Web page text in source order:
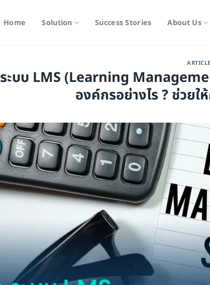
Home Solution Success Stories About Us
ARTICLE
ระบบ LMS (Learning
องค์กรอย่างไร ? ช่วยใ